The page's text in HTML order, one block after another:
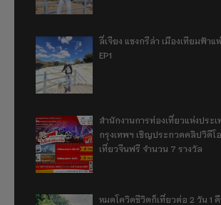
ลี่เจียง แชงกรีล่า เมืองเทียมฟ้า
EP1
สำนักงานการท่องเที่ยวแห่งประ
กรุงเทพฯ เชิญประกวดคลิปวิดีโ
เที่ยวจีนฟรี จำนวน 7 รางวัล
หมดโควิดชีวิตก็เที่ยวต่อ 2 วัน 1